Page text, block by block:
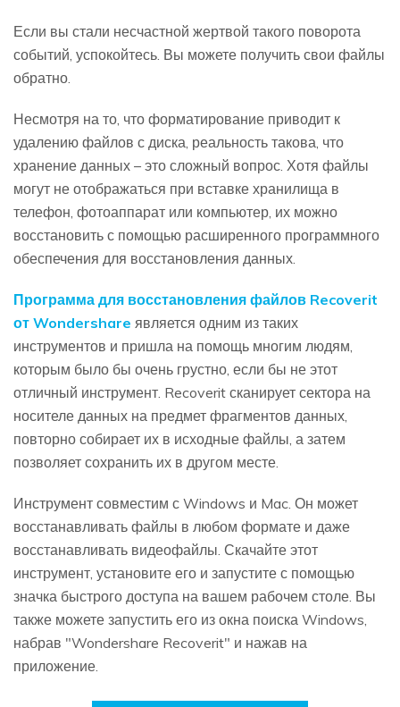
Если вы стали несчастной жертвой такого поворота
событий, успокойтесь. Вы можете получить свои файлы
обратно.
Несмотря на то, что форматирование приводит к
удалению файлов с диска, реальность такова, что
хранение данных – это сложный вопрос. Хотя файлы
могут не отображаться при вставке хранилища в
телефон, фотоаппарат или компьютер, их можно
восстановить с помощью расширенного программного
обеспечения для восстановления данных.
Программа для восстановления файлов Recoverit
от Wondershare является одним из таких
инструментов и пришла на помощь многим людям,
которым было бы очень грустно, если бы не этот
отличный инструмент. Recoverit сканирует сектора на
носителе данных на предмет фрагментов данных,
повторно собирает их в исходные файлы, а затем
позволяет сохранить их в другом месте.
Инструмент совместим с Windows и Mac. Он может
восстанавливать файлы в любом формате и даже
восстанавливать видеофайлы. Скачайте этот
инструмент, установите его и запустите с помощью
значка быстрого доступа на вашем рабочем столе. Вы
также можете запустить его из окна поиска Windows,
набрав "Wondershare Recoverit" и нажав на
приложение.